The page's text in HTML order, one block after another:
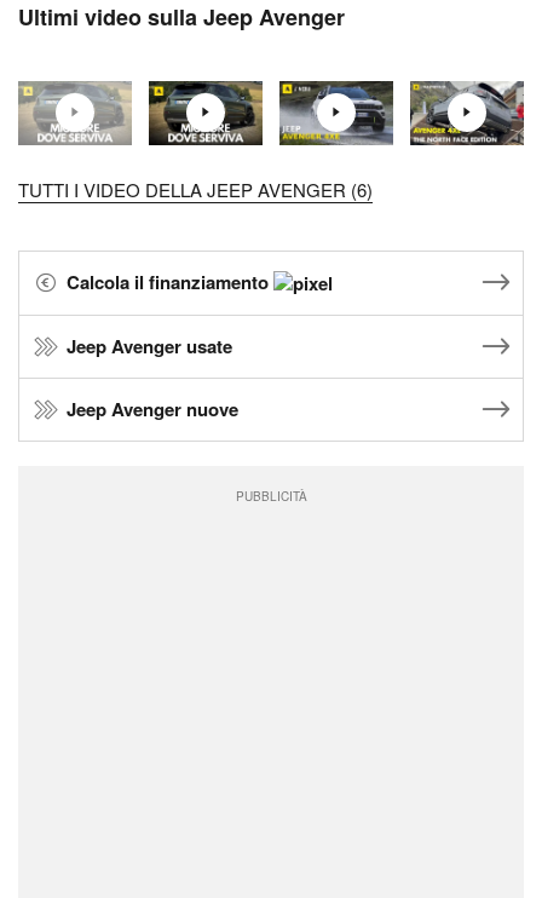
Ultimi video sulla Jeep Avenger
TUTTI I VIDEO DELLA JEEP AVENGER (6)
Calcola il finanziamento
Jeep Avenger usate
Jeep Avenger nuove
PUBBLICITÀ